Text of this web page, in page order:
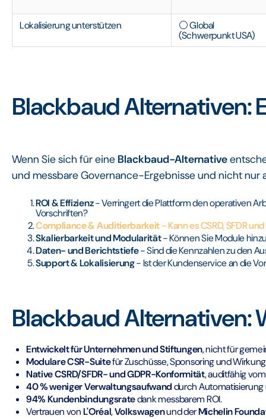
Lokalisierung unterstützen
⚪ Global
(Schwerpunkt USA)
Blackbaud Alternativen:
Wenn Sie sich für eine Blackbaud-Alternative
und messbare Governance-Ergebnisse und nicht nur
ROI & Effizienz- Verringert die Plattform den operativen
Vorschriften?
Compliance & Auditierbarkeit- Kann es CSRD, SFDR
Skalierbarkeit und Modularität- Können Sie Module
Daten- und Berichtstiefe- Sind die Kennzahlen zu den
Support & Lokalisierung- Ist der Kundenservice an die
Blackbaud Alternativen:
Entwickelt für Unternehmen und Stiftungen, nicht für
Modulare CSR-Suitefür Zuschüsse, Sponsoring und
Native CSRD/SFDR- und GDPR-Konformität, auditfähig
40 % weniger Verwaltungsaufwanddurch Automatisierung
94% Kundenbindungsratedank messbarem ROI.
Vertrauen vonL'Oréal,Volkswagenund derMichelin